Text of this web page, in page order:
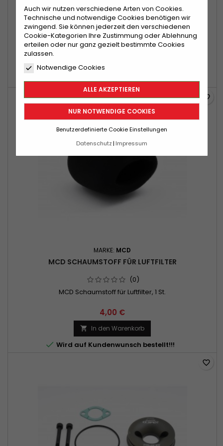
Auch wir nutzen verschiedene Arten von Cookies.
Technische und notwendige Cookies benötigen wir
zwingend. Sie können jederzeit den verschiedenen
Cookie-Kategorien Ihre Zustimmung oder Ablehnung
erteilen oder nur ganz gezielt bestimmte Cookies
zulassen.
Notwendige Cookies
ALLE AKZEPTIEREN
NUR NOTWENDIGE COOKIES
Benutzerdefinierte Cookie Einstellungen
Datenschutz Impressum
(0)
MCD Airbox, 1 St.
50,00 €
Sofort lieferbar!!!
MARKE: MCD
MCD SCHAUMSTOFF FÜR LUFTFILTER
(0)
MCD Schaumstoff für Luftfilter, 1 St.
4,00 €
 In den Warenkorb
 Wird auf Kundenwunsch bestellt!!!
favorite_border
favorite_border